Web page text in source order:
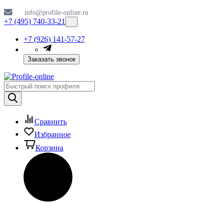
info@profile-online.ru
+7 (495) 740-33-21
+7 (926) 141-57-27
Заказать звонок
Сравнить
Избранное
Корзина